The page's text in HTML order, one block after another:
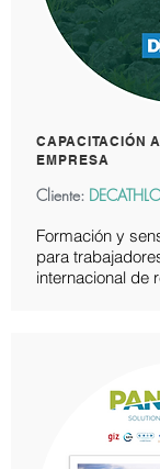
CAPACITACIÓN
EMPRESA
Cliente:
Formación y
para
internacional de